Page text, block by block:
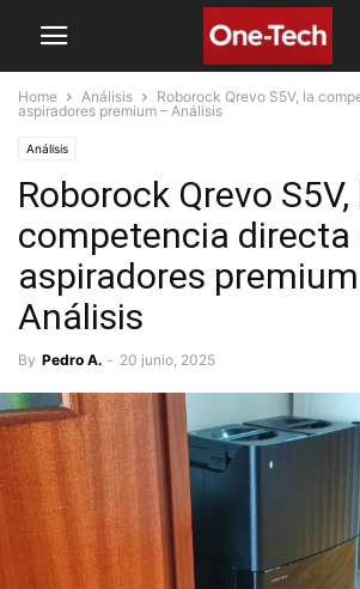
Home Análisis
Roborock Qrevo S5V, la
aspiradores premium – Análisis
Análisis
Roborock Qrevo S5V,
competencia directa
aspiradores
Análisis
By Pedro A. - 20 junio, 2025